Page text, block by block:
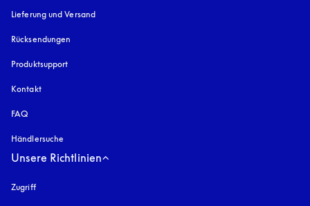
Lieferung und Versand
Rücksendungen
Produktsupport
Kontakt
FAQ
Händlersuche
Unsere Richtlinien
Zugrifföffnet sich in einem neuen Tab